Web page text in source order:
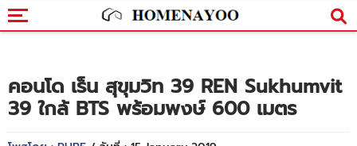
คอนโด เร็น สุขุมวิท 39 REN Sukhumvit
39 ใกล้ BTS พร้อมพงษ์ 600 เมตร